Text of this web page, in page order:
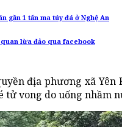
gần 1 tấn ma túy đá ở Nghệ An
quan lừa đảo qua facebook
địa phương xã Yên
tử vong do uống nhầm